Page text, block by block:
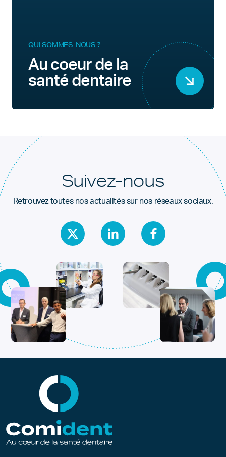
QUI SOMMES-NOUS ?
Au coeur de la
santé dentaire
Suivez-nous
Retrouvez toutes nos actualités sur nos réseaux sociaux.